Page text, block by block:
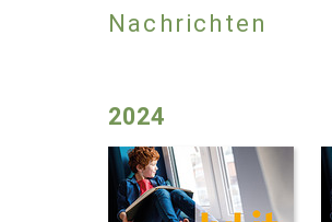
Nachrichten
2024